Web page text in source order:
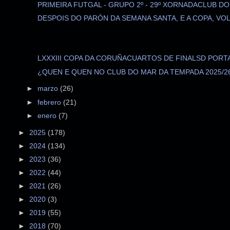
PRIMEIRA FUTGAL - GRUPO 2º - 29º XORNADACLUB DO
DESPOIS DO PARÓN DA SEMANA SANTA, E A COPA,
LXXXIII COPA DA CORUÑACUARTOS DE FINALSD
¿QUEN E QUEN NO CLUB DO MAR DA TEMPADA 2025/
► marzo (26)
►febrero (21)
►enero (7)
► 2025 (178)
► 2024 (134)
► 2023 (36)
► 2022 (44)
► 2021 (26)
► 2020 (3)
► 2019 (55)
► 2018 (70)